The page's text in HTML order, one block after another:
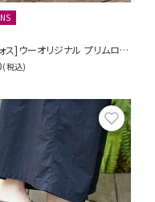
[ウーフォス]ウーオリジナル プリムローズ
(税込)
お気